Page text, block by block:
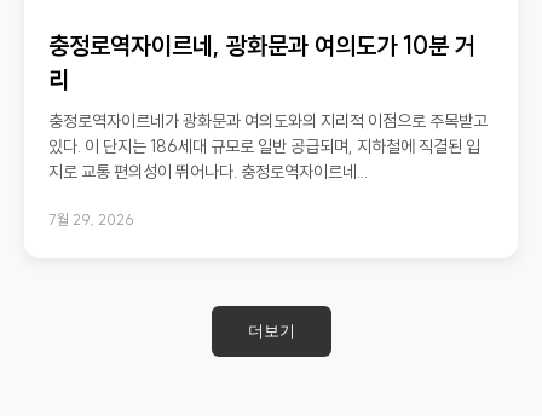
충정로역자이르네, 광화문과 여의도가 10분 거
리
충정로역자이르네가 광화문과 여의도와의 지리적 이점으로 주목받고
있다. 이 단지는 186세대 규모로 일반 공급되며, 지하철에 직결된 입
지로 교통 편의성이 뛰어나다. 충정로역자이르네...
7월 29, 2026
더보기